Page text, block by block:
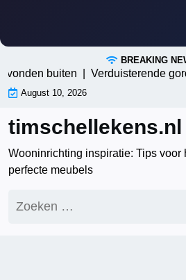
content
BREAKING
buiten |Verduisterende
August 10, 2026
timschellekens.nl
Wooninrichting inspiratie: Tips voor
perfecte meubels
naar: